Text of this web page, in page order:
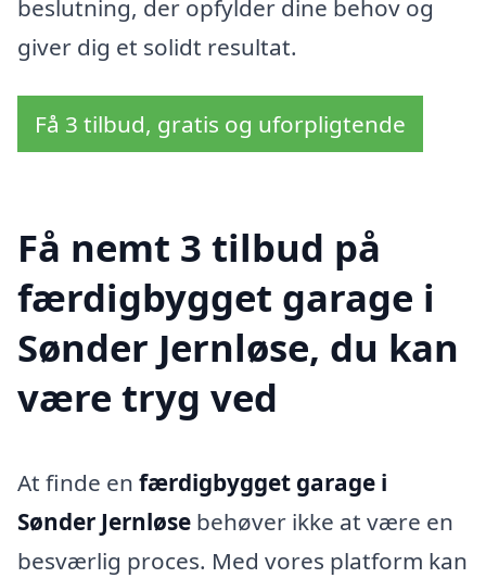
beslutning, der opfylder dine behov og
giver dig et solidt resultat.
Få 3 tilbud, gratis og uforpligtende
Få nemt 3 tilbud på
færdigbygget garage i
Sønder Jernløse, du kan
være tryg ved
At finde en færdigbygget garage i
Sønder Jernløse behøver ikke at være en
besværlig proces. Med vores platform kan